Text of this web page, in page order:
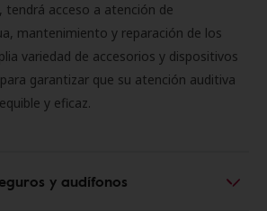
tendrá acceso a atención de
mantenimiento y reparación de los
variedad de accesorios y dispositivos
garantizar que su atención auditiva
y eficaz.
y audífonos